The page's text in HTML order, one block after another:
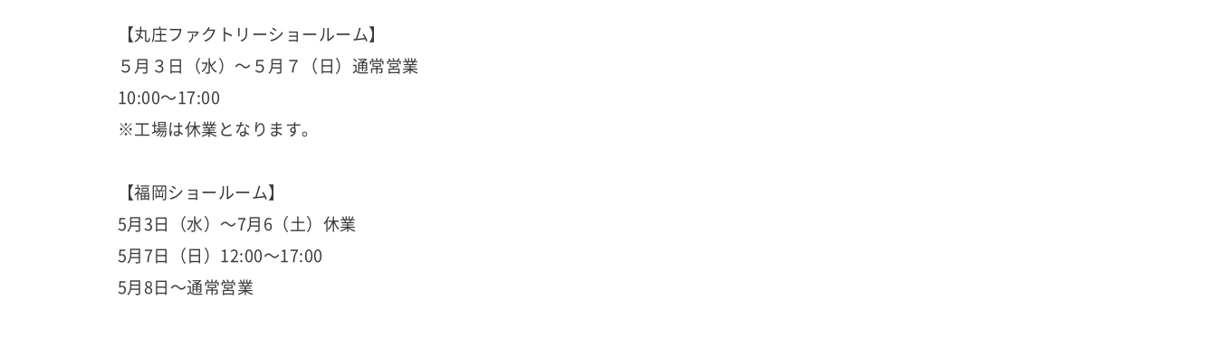
【丸庄ファクトリーショールーム】
５月３日（水）～５月７（日）通常営業
10:00～17:00
※工場は休業となります。
【福岡ショールーム】
5月3日（水）～7月6（土）休業
5月7日（日）12:00～17:00
5月8日～通常営業